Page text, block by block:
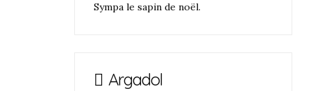
Sympa le sapin de noël.
Argadol